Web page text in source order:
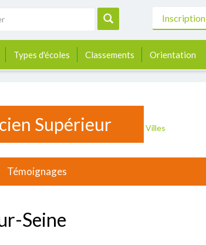
Inscription
Types d'écoles Classements Orientation
Supérieur Villes
Témoignages
Seine